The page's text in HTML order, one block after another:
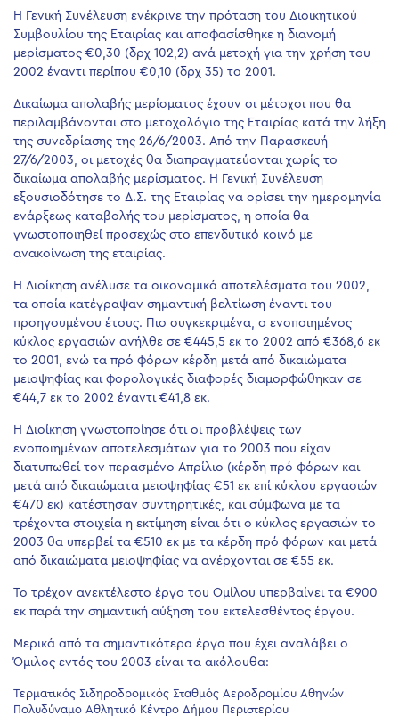
Η Γενική Συνέλευση ενέκρινε την πρόταση του Διοικητικού
Συμβουλίου της Εταιρίας και αποφασίσθηκε η διανομή
μερίσματος €0,30 (δρχ 102,2) ανά μετοχή για την χρήση του
2002 έναντι περίπου €0,10 (δρχ 35) το 2001.
Δικαίωμα απολαβής μερίσματος έχουν οι μέτοχοι που θα
περιλαμβάνονται στο μετοχολόγιο της Εταιρίας κατά την λήξη
της συνεδρίασης της 26/6/2003. Από την Παρασκευή
27/6/2003, οι μετοχές θα διαπραγματεύονται χωρίς το
δικαίωμα απολαβής μερίσματος. Η Γενική Συνέλευση
εξουσιοδότησε το Δ.Σ. της Εταιρίας να ορίσει την ημερομηνία
ενάρξεως καταβολής του μερίσματος, η οποία θα
γνωστοποιηθεί προσεχώς στο επενδυτικό κοινό με
ανακοίνωση της εταιρίας.
Η Διοίκηση ανέλυσε τα οικονομικά αποτελέσματα του 2002,
τα οποία κατέγραψαν σημαντική βελτίωση έναντι του
προηγουμένου έτους. Πιο συγκεκριμένα, ο ενοποιημένος
κύκλος εργασιών ανήλθε σε €445,5 εκ το 2002 από €368,6 εκ
το 2001, ενώ τα πρό φόρων κέρδη μετά από δικαιώματα
μειοψηφίας και φορολογικές διαφορές διαμορφώθηκαν σε
€44,7 εκ το 2002 έναντι €41,8 εκ.
Η Διοίκηση γνωστοποίησε ότι οι προβλέψεις των
ενοποιημένων αποτελεσμάτων για το 2003 που είχαν
διατυπωθεί τον περασμένο Απρίλιο (κέρδη πρό φόρων και
μετά από δικαιώματα μειοψηφίας €51 εκ επί κύκλου εργασιών
€470 εκ) κατέστησαν συντηρητικές, και σύμφωνα με τα
τρέχοντα στοιχεία η εκτίμηση είναι ότι ο κύκλος εργασιών το
2003 θα υπερβεί τα €510 εκ με τα κέρδη πρό φόρων και μετά
από δικαιώματα μειοψηφίας να ανέρχονται σε €55 εκ.
Το τρέχον ανεκτέλεστο έργο του Ομίλου υπερβαίνει τα €900
εκ παρά την σημαντική αύξηση του εκτελεσθέντος έργου.
Μερικά από τα σημαντικότερα έργα που έχει αναλάβει ο
Όμιλος εντός του 2003 είναι τα ακόλουθα:
Τερματικός Σιδηροδρομικός Σταθμός Αεροδρομίου Αθηνών
Πολυδύναμο Αθλητικό Κέντρο Δήμου Περιστερίου